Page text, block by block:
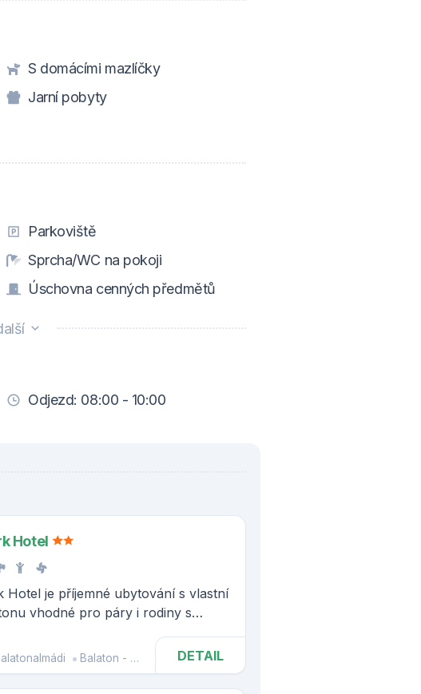
S domácími mazlíčky
Jarní pobyty
Parkoviště
Sprcha/WC na pokoji
Úschovna cenných předmětů
Odjezd: 08:00 - 10:00
Hotel
Hotel je příjemné ubytování s vlastní
vhodné pro páry i rodiny s
Balaton - Balatonalmádi DETAIL